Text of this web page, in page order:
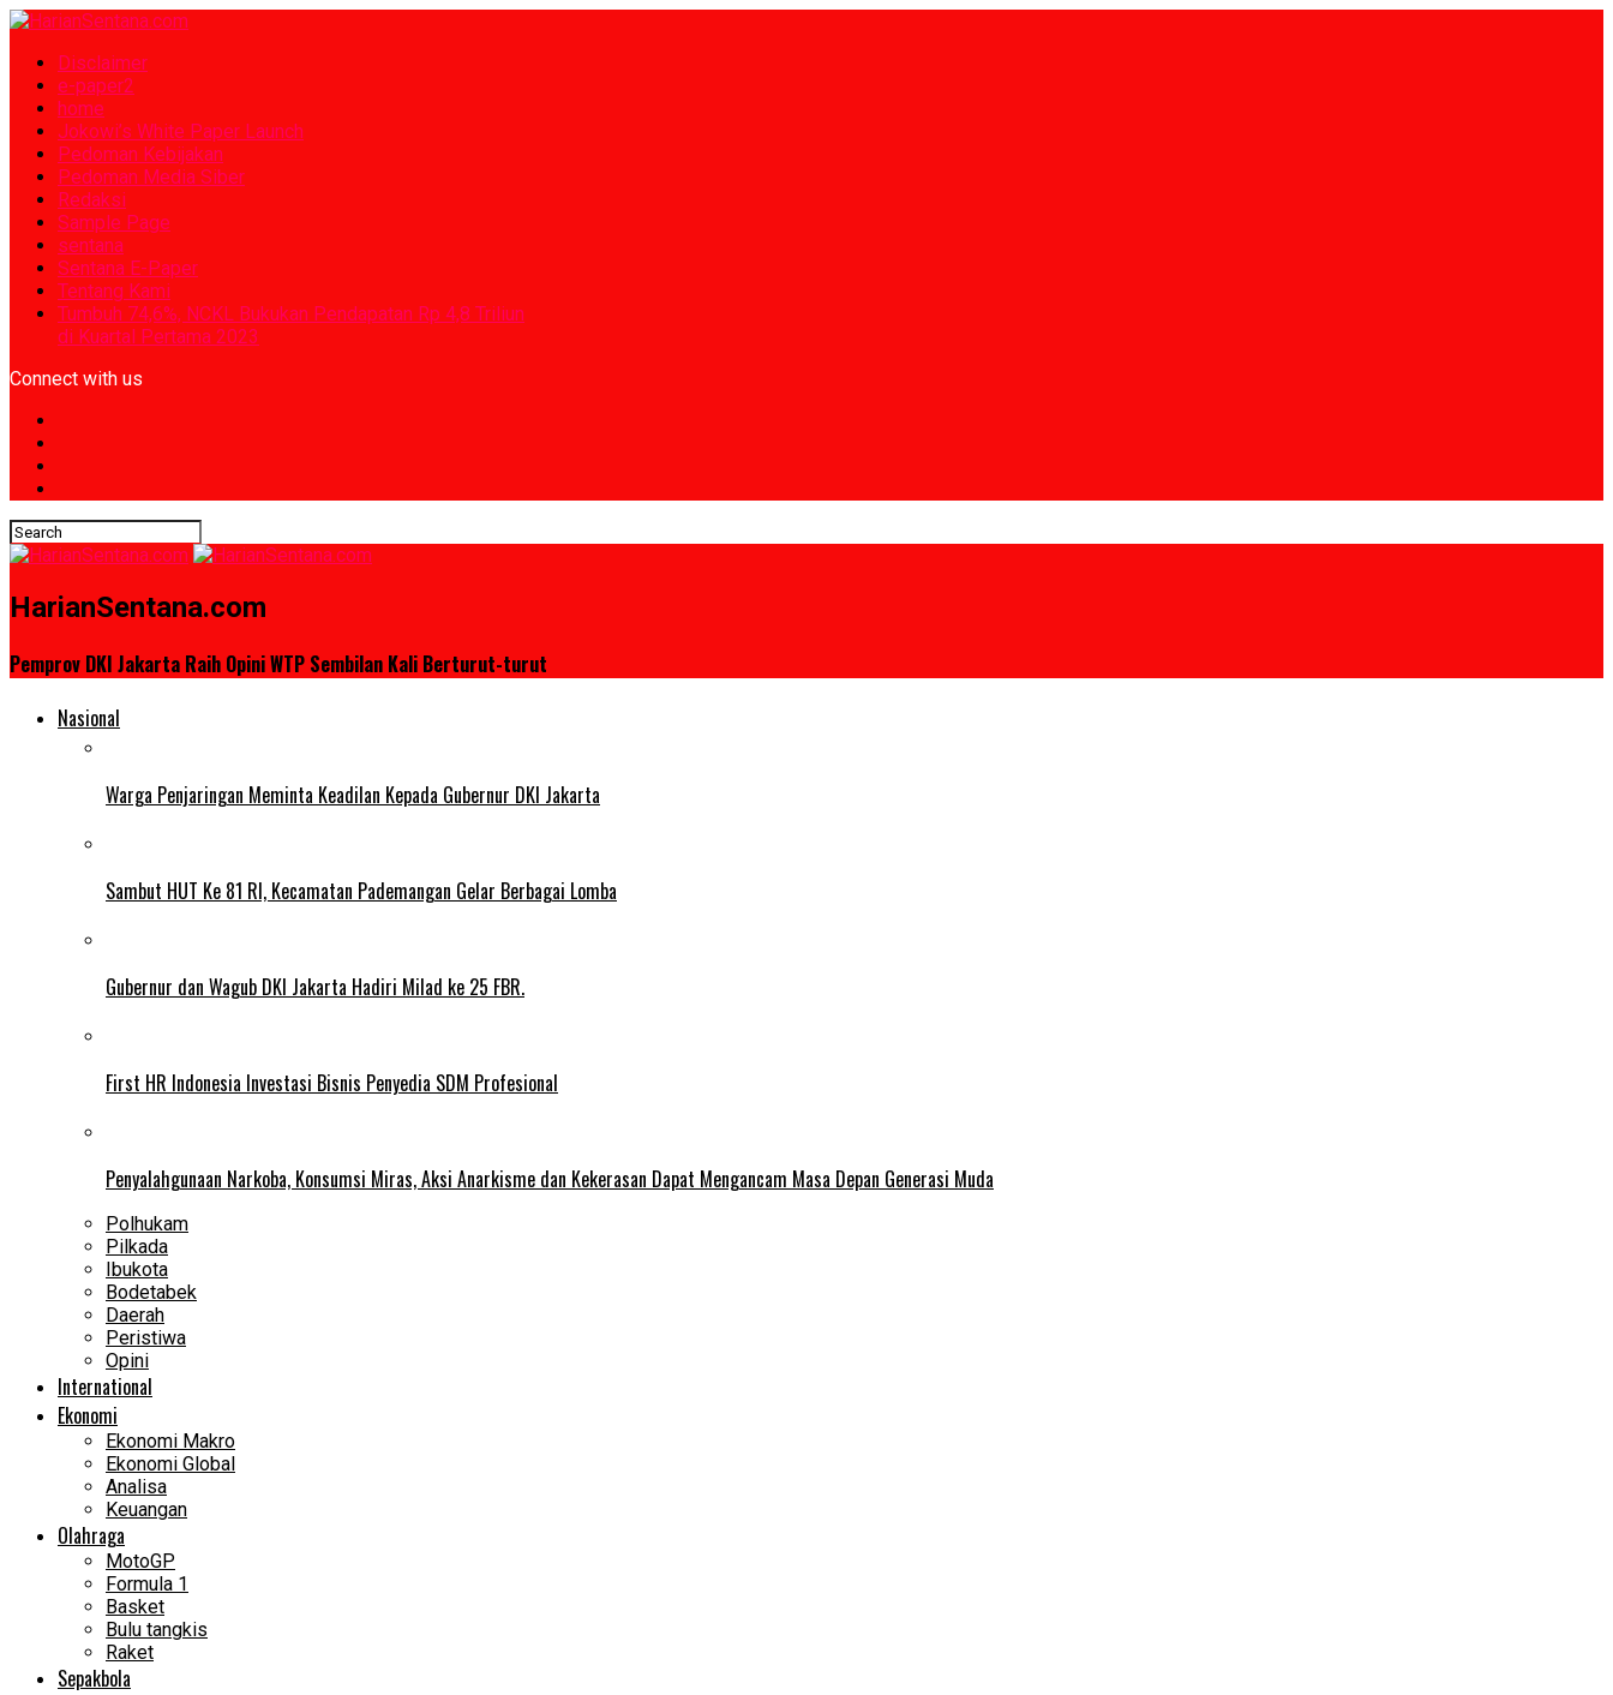
Disclaimer
e-paper2
home
Jokowi’s White Paper Launch
Pedoman Kebijakan
Pedoman Media Siber
Redaksi
Sample Page
sentana
Sentana E-Paper
Tentang Kami
Tumbuh 74,6%, NCKL Bukukan Pendapatan Rp 4,8 Triliun
di Kuartal Pertama 2023
Connect with us
HarianSentana.com
Pemprov DKI Jakarta Raih Opini WTP Sembilan Kali Berturut-turut
Nasional
Warga Penjaringan Meminta Keadilan Kepada Gubernur DKI Jakarta
Sambut HUT Ke 81 RI, Kecamatan Pademangan Gelar Berbagai Lomba
Gubernur dan Wagub DKI Jakarta Hadiri Milad ke 25 FBR.
First HR Indonesia Investasi Bisnis Penyedia SDM Profesional
Penyalahgunaan Narkoba, Konsumsi Miras, Aksi Anarkisme dan Kekerasan Dapat Mengancam Masa Depan Generasi Muda
Polhukam
Pilkada
Ibukota
Bodetabek
Daerah
Peristiwa
Opini
International
Ekonomi
Ekonomi Makro
Ekonomi Global
Analisa
Keuangan
Olahraga
MotoGP
Formula 1
Basket
Bulu tangkis
Raket
Sepakbola